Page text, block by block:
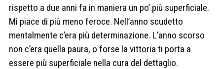
rispetto a due anni fa in maniera un po’ più superficiale.
Mi piace di più meno feroce. Nell’anno scudetto
mentalmente c’era più determinazione. L’anno scorso
non c’era quella paura, o forse la vittoria ti porta a
essere più superficiale nella cura del dettaglio.